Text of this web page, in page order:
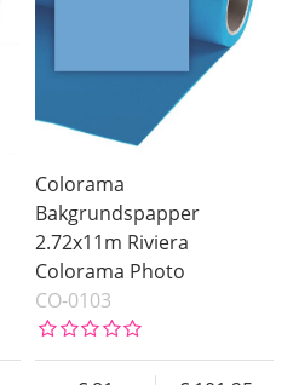
Colorama
Bakgrundspapper
2.72x11m Riviera
Colorama Photo
CO-0103